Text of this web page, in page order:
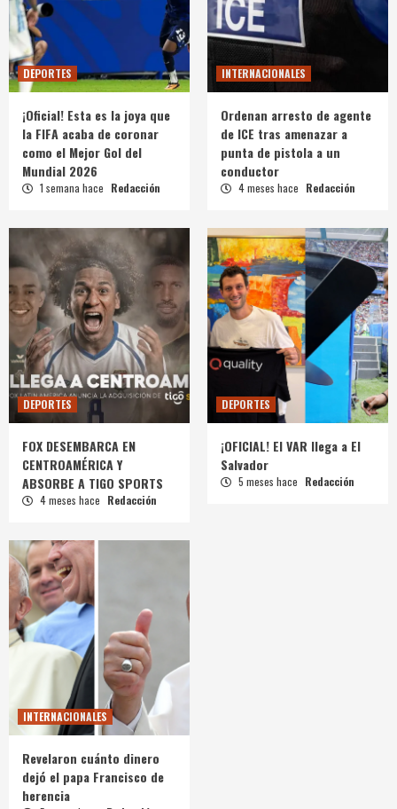
DEPORTES
¡Oficial! Esta es la joya que
la FIFA acaba de coronar
como el Mejor Gol del
Mundial 2026
1 semana hace Redacción
INTERNACIONALES
Ordenan arresto de agente
de ICE tras amenazar a
punta de pistola a un
conductor
4 meses hace Redacción
DEPORTES
FOX DESEMBARCA EN
CENTROAMÉRICA Y
ABSORBE A TIGO SPORTS
4 meses hace Redacción
DEPORTES
¡OFICIAL! El VAR llega a El
Salvador
5 meses hace Redacción
INTERNACIONALES
Revelaron cuánto dinero
dejó el papa Francisco de
herencia